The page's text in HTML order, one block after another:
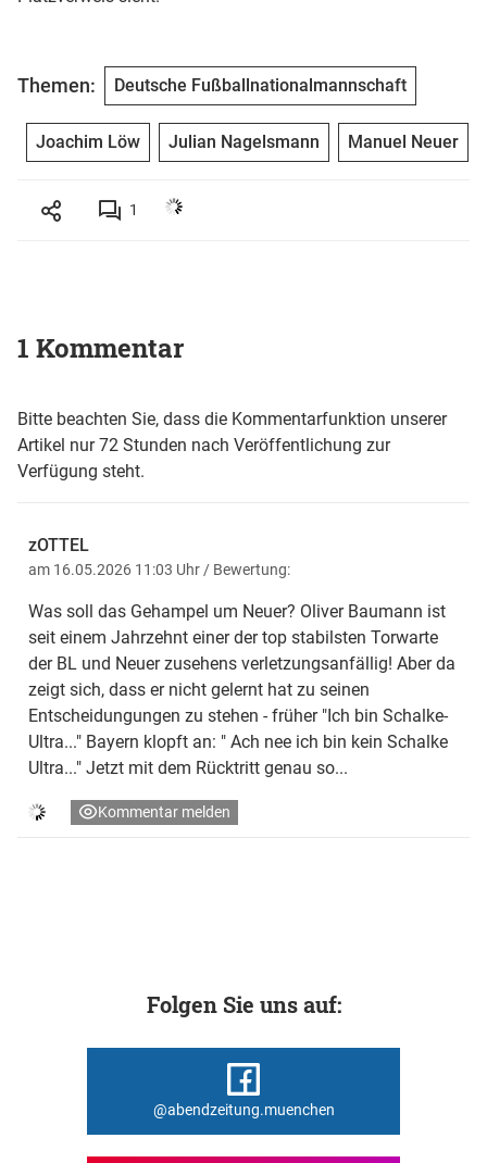
Themen: Deutsche Fußballnationalmannschaft
Joachim Löw Julian Nagelsmann Manuel Neuer
1
1 Kommentar
Bitte beachten Sie, dass die Kommentarfunktion unserer
Artikel nur 72 Stunden nach Veröffentlichung zur
Verfügung steht.
zOTTEL
am 16.05.2026 11:03 Uhr / Bewertung:
Was soll das Gehampel um Neuer? Oliver Baumann ist
seit einem Jahrzehnt einer der top stabilsten Torwarte
der BL und Neuer zusehens verletzungsanfällig! Aber da
zeigt sich, dass er nicht gelernt hat zu seinen
Entscheidungungen zu stehen - früher "Ich bin Schalke-
Ultra..." Bayern klopft an: " Ach nee ich bin kein Schalke
Ultra..." Jetzt mit dem Rücktritt genau so...
Kommentar melden
Folgen Sie uns auf:
@abendzeitung.muenchen